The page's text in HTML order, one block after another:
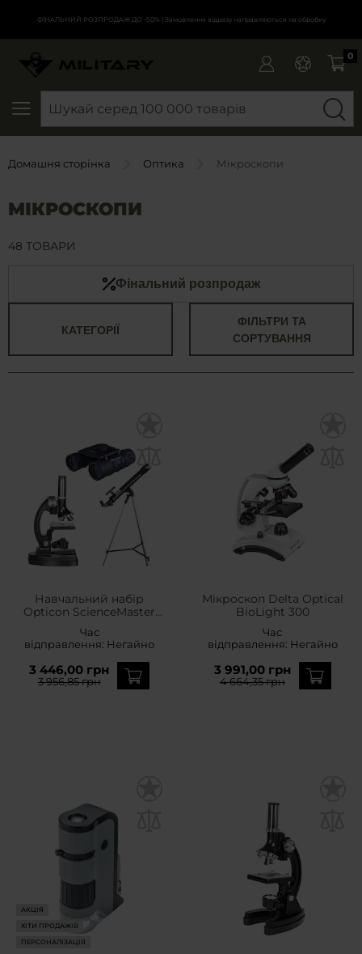
ФІНАЛЬНИЙ РОЗПРОДАЖ ДО -50% | Замовлення відразу направляються на обробку
SEARCH
0
Домашня сторінка Оптика Мікроскопи
МІКРОСКОПИ
Фінальний розпродаж
КАТЕГОРІЇ
ФІЛЬТРИ ТА
СОРТУВАННЯ
48 ТОВАРИ
Навчальний набір
Opticon ScienceMaster
мікроскоп + бінокль +
аксесуари
Час
відправлення: Негайно
3 446,00 грн
3 956,85 грн
Мікроскоп Delta Optical
BioLight 300
Час
відправлення: Негайно
3 991,00 грн
4 664,35 грн
АКЦІЯ
ХІТИ ПРОДАЖІВ
ПЕРСОНАЛІЗАЦІЯ